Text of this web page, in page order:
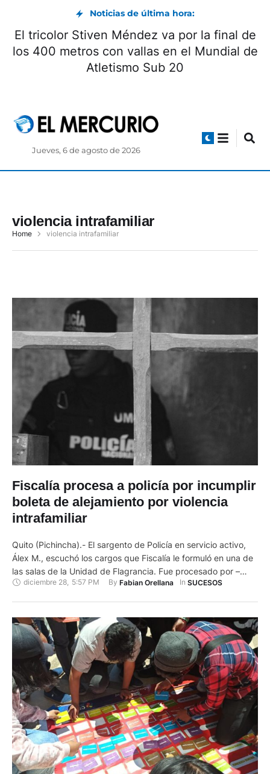
Noticias de última hora:
El tricolor Stiven Méndez va por la final de
los 400 metros con vallas en el Mundial de
Atletismo Sub 20
Jueves, 6 de agosto de 2026
violencia intrafamiliar
Home violencia intrafamiliar
Fiscalía procesa a policía por incumplir
boleta de alejamiento por violencia
intrafamiliar
Quito (Pichincha).- El sargento de Policía en servicio activo,
Álex M., escuchó los cargos que Fiscalía le formuló en una de
las salas de la Unidad de Flagrancia. Fue procesado por –
presuntamente– haber incumplido una boleta de auxilio girada
diciembre 28, 5:57 PM By Fabian Orellana In SUCESOS